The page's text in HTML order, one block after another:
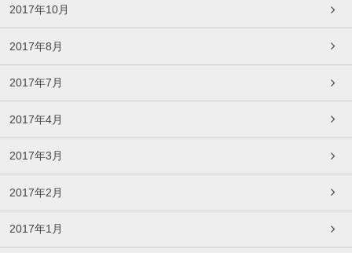
2017年10月
2017年8月
2017年7月
2017年4月
2017年3月
2017年2月
2017年1月